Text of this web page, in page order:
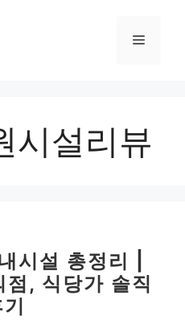
메
시설리뷰
시설 총정리 |
, 식당가 솔직